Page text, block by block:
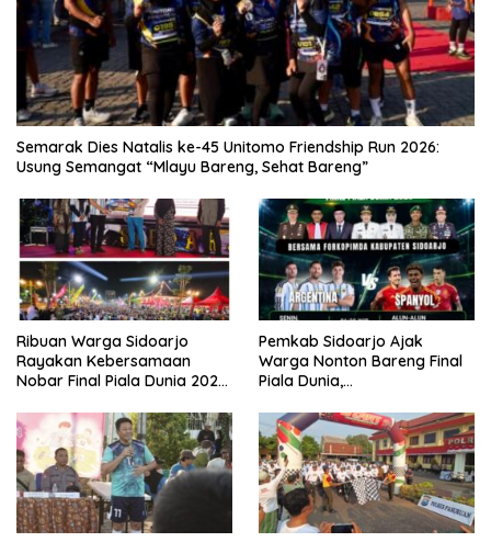
Semarak Dies Natalis ke-45 Unitomo Friendship Run 2026:
Usung Semangat “Mlayu Bareng, Sehat Bareng”
Ribuan Warga Sidoarjo
Rayakan Kebersamaan
Nobar Final Piala Dunia 2026
Forkopimda
Pemkab Sidoarjo Ajak
Warga Nonton Bareng Final
Piala Dunia,